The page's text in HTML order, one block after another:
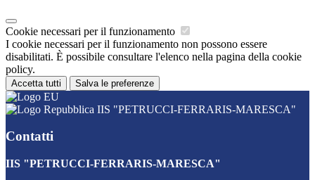
Cookie necessari per il funzionamento
I cookie necessari per il funzionamento non possono essere
disabilitati. È possibile consultare l'elenco nella pagina della cookie
policy.
Accetta tutti Salva le preferenze
IIS "PETRUCCI-FERRARIS-MARESCA"
Contatti
IIS "PETRUCCI-FERRARIS-MARESCA"